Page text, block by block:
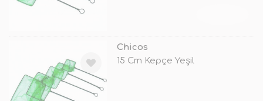
Chicos
15 Cm Kepçe Yeşil